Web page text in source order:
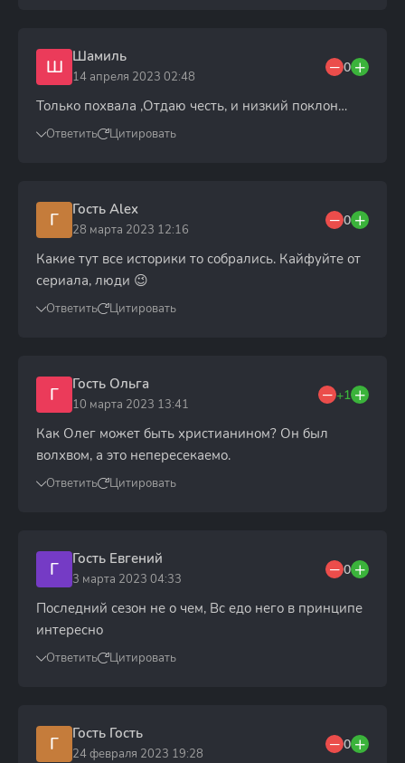
Ш Шамиль
14 апреля 2023 02:48
0
Только похвала ,Отдаю честь, и низкий поклон…
Ответить Цитировать
Г Гость Alex
28 марта 2023 12:16
0
Какие тут все историки то собрались. Кайфуйте от
сериала, люди 😉
Ответить Цитировать
Г Гость Ольга
10 марта 2023 13:41
+1
Как Олег может быть христианином? Он был
волхвом, а это непересекаемо.
Ответить Цитировать
Г Гость Евгений
3 марта 2023 04:33
0
Последний сезон не о чем, Вс едо него в принципе
интересно
Ответить Цитировать
Г Гость Гость
24 февраля 2023 19:28
0